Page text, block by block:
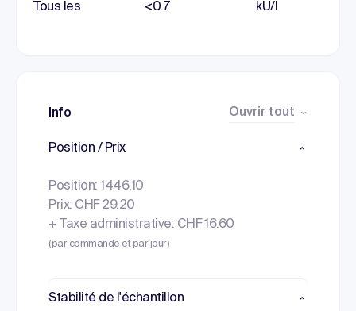
Tous les <0.7 kU/l
Info Ouvrir tout
Position / Prix
Position: 1446.10
Prix: CHF 29.20
+ Taxe administrative: CHF 16.60
(par commande et par jour)
Stabilité de l'échantillon